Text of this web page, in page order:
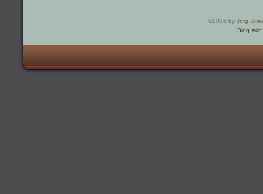
©2026 by Jörg
Blog skin